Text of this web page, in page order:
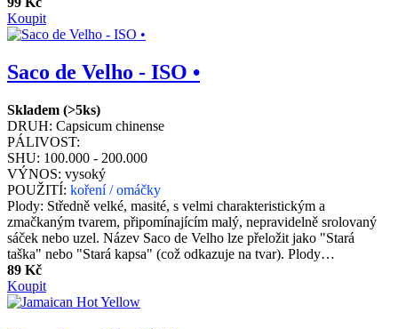
Koupit
Saco de Velho - ISO •
Skladem (>5ks)
DRUH: Capsicum chinense
PÁLIVOST:
SHU: 100.000 - 200.000
VÝNOS: vysoký
POUŽITÍ: koření / omáčky
Plody: Středně velké, masité, s velmi charakteristickým a
zmačkaným tvarem, připomínajícím malý, nepravidelně srolovaný
sáček nebo uzel. Název Saco de Velho lze přeložit jako "Stará
taška" nebo "Stará kapsa" (což odkazuje na tvar). Plody…
89 Kč
Koupit